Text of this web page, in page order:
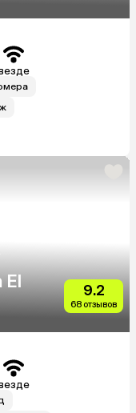
El
9.2
68 отзывов